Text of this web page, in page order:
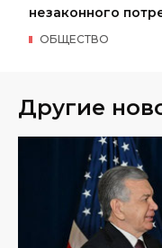
незаконного
ОБЩЕСТВО
Другие